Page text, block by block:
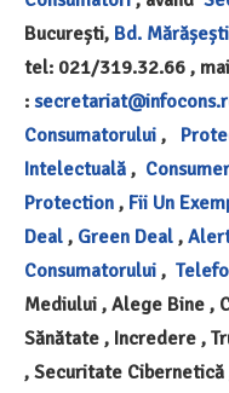
București, Bd.
tel: 021/319.32.66 ,
:
Consumatorului ,
Intelectuală ,
Protection , Fii Un
Deal , Green Deal ,
Consumatorului ,
Mediului , Alege Bine ,
Sănătate , Incredere ,
, Securitate Cibernetică